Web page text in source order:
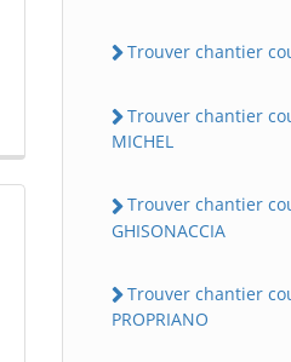
Trouver chantier
Trouver chantier
MICHEL
Trouver chantier
GHISONACCIA
Trouver chantier
PROPRIANO